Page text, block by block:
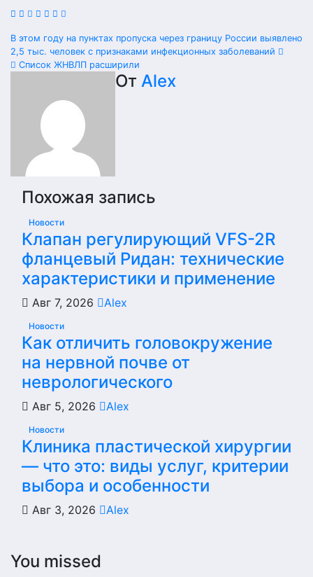
Навигация
по
записям
В этом году на пунктах пропуска через границу России выявлено
2,5 тыс. человек с признаками инфекционных заболеваний
Список ЖНВЛП расширили
От Alex
Похожая запись
Новости
Клапан регулирующий VFS-2R
фланцевый Ридан: технические
характеристики и применение
Авг 7, 2026 Alex
Новости
Как отличить головокружение
на нервной почве от
неврологического
Авг 5, 2026 Alex
Новости
Клиника пластической хирургии
— что это: виды услуг, критерии
выбора и особенности
Авг 3, 2026 Alex
You missed